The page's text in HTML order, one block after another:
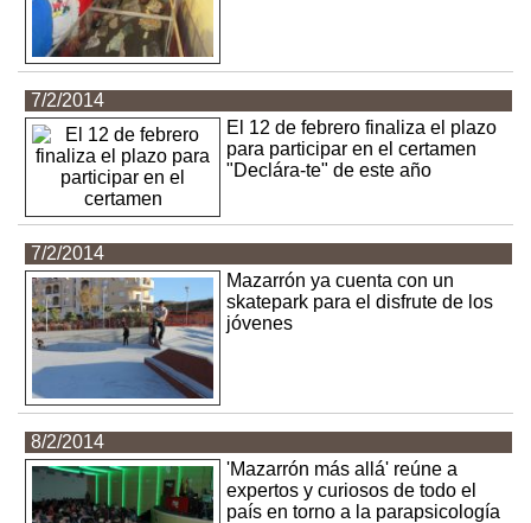
7/2/2014
El 12 de febrero finaliza el plazo
para participar en el certamen
"Declára-te" de este año
7/2/2014
Mazarrón ya cuenta con un
skatepark para el disfrute de los
jóvenes
8/2/2014
'Mazarrón más allá' reúne a
expertos y curiosos de todo el
país en torno a la parapsicología